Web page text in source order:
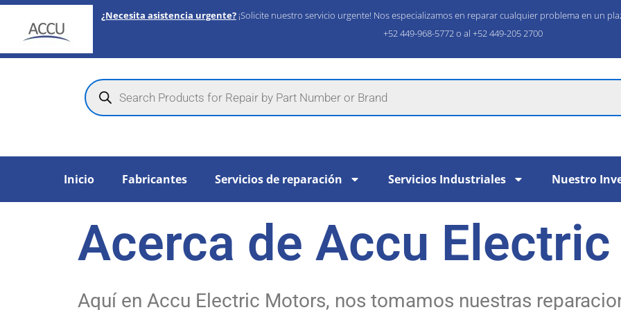
Skip
content
¿Necesita asistencia urgente? ¡Solicite nuestro servicio urgente! Nos especializamos en reparar cualquier problema en un
+52 449-968-5772 o al +52 449-205 2700​
Products
search
Inicio Fabricantes Servicios de reparación Servicios Industriales Nuestro
Acerca de Accu
Aquí en Accu Electric Motors, nos tomamos nuestras